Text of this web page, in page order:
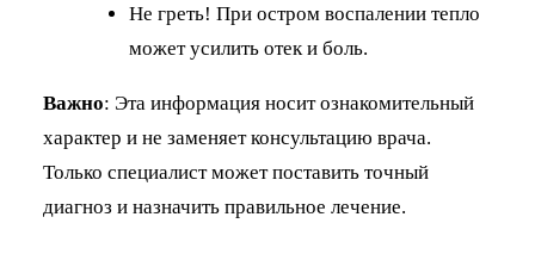
Не греть! При остром воспалении тепло
может усилить отек и боль.
Важно: Эта информация носит ознакомительный
характер и не заменяет консультацию врача.
Только специалист может поставить точный
диагноз и назначить правильное лечение.